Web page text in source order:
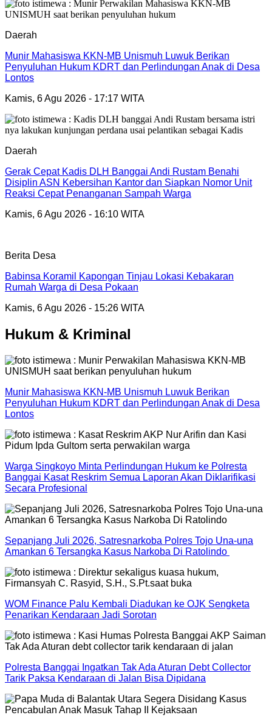
Daerah
Munir Mahasiswa KKN-MB Unismuh Luwuk Berikan
Penyuluhan Hukum KDRT dan Perlindungan Anak di Desa
Lontos
Kamis, 6 Agu 2026 - 17:17 WITA
Daerah
Gerak Cepat Kadis DLH Banggai Andi Rustam Benahi
Disiplin ASN Kebersihan Kantor dan Siapkan Nomor Unit
Reaksi Cepat Penanganan Sampah Warga
Kamis, 6 Agu 2026 - 16:10 WITA
Berita Desa
Babinsa Koramil Kapongan Tinjau Lokasi Kebakaran
Rumah Warga di Desa Pokaan
Kamis, 6 Agu 2026 - 15:26 WITA
Hukum & Kriminal
Munir Mahasiswa KKN-MB Unismuh Luwuk Berikan
Penyuluhan Hukum KDRT dan Perlindungan Anak di Desa
Lontos
Warga Singkoyo Minta Perlindungan Hukum ke Polresta
Banggai Kasat Reskrim Semua Laporan Akan Diklarifikasi
Secara Profesional
Sepanjang Juli 2026, Satresnarkoba Polres Tojo Una-una
Amankan 6 Tersangka Kasus Narkoba Di Ratolindo
WOM Finance Palu Kembali Diadukan ke OJK Sengketa
Penarikan Kendaraan Jadi Sorotan
Polresta Banggai Ingatkan Tak Ada Aturan Debt Collector
Tarik Paksa Kendaraan di Jalan Bisa Dipidana